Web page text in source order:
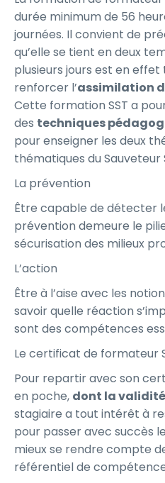
durée minimum de 56
journées. Il convient de
qu’elle se tient en deux
plusieurs jours est en
renforcer l’assimilation
Cette formation SST a
des techniques
pour enseigner les deux
thématiques du Sauveteur
La prévention
Être capable de détecter
prévention demeure le
sécurisation des milieux
L’action
Être à l’aise avec les
savoir quelle réaction
sont des compétences
Le certificat de formateur
Pour repartir avec son
en poche, dont la
stagiaire a tout intérêt à
pour passer avec succès
mieux se rendre compte
référentiel de